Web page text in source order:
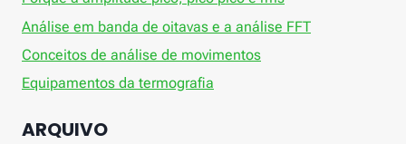
Análise em banda de oitavas e a análise FFT
Conceitos de análise de movimentos
Equipamentos da termografia
ARQUIVO